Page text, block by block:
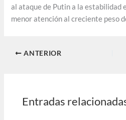
al ataque de Putin a la estabilidad
menor atención al creciente peso
ANTERIOR
Entradas